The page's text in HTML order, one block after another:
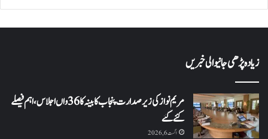
زیادہ پڑھی جانیوالی خبریں
مریم نواز کی زیر صدارت پنجاب کابینہ کا 36واں اجلاس،اہم فیصلے
کئے گئے
اگست 6, 2026